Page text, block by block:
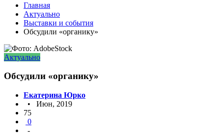
Главная
Актуально
Выставки и события
Обсудили «органику»
Актуально
Обсудили «органику»
Екатерина Юрко
• Июн, 2019
75
0
-